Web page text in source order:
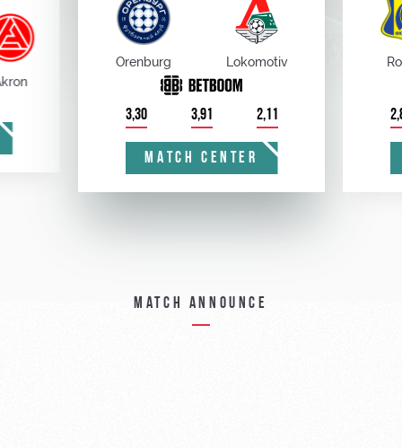
Orenburg Lokomotiv
3,30 3,91 2,11
MATCH CENTER
Match announce